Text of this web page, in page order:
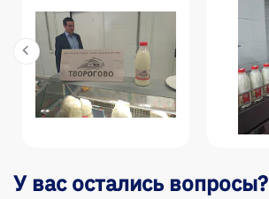
У вас остались вопросы?